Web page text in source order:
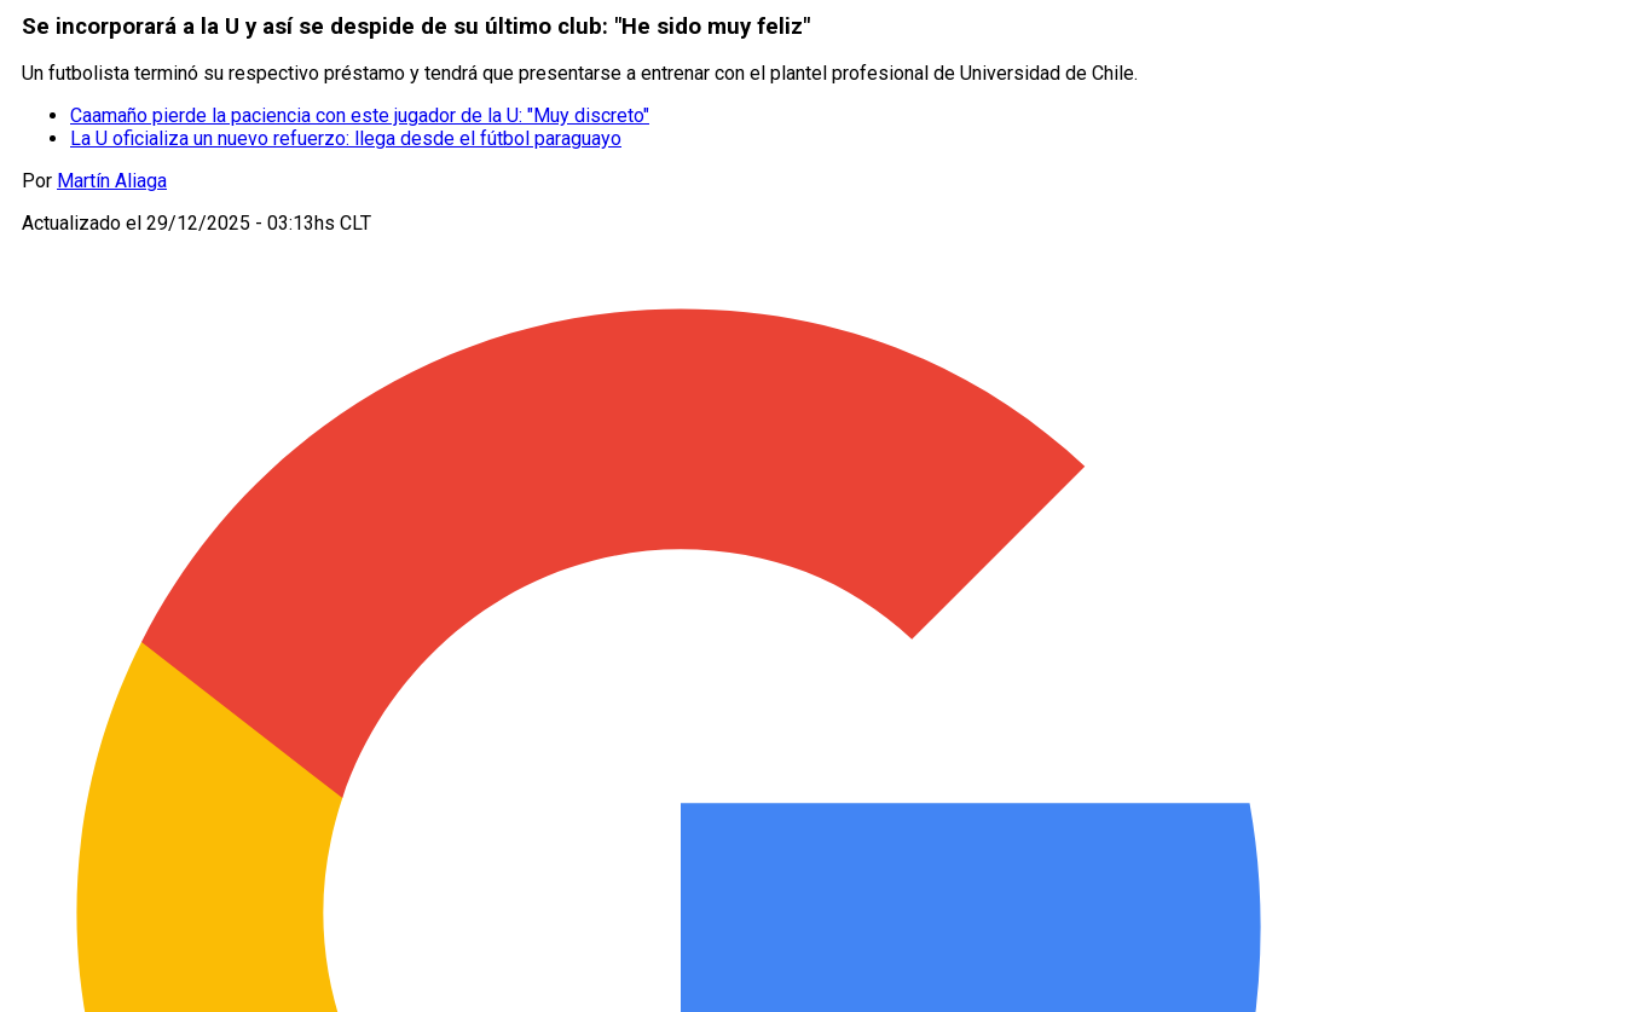
Se incorporará a la U y así se despide de su último club: "He sido muy feliz"
Un futbolista terminó su respectivo préstamo y tendrá que presentarse a entrenar con el plantel profesional de Universidad de Chile.
Caamaño pierde la paciencia con este jugador de la U: "Muy discreto"
La U oficializa un nuevo refuerzo: llega desde el fútbol paraguayo
Por Martín Aliaga
Actualizado el 29/12/2025 - 03:13hs CLT